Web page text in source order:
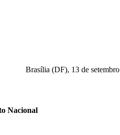
Brasília (DF), 13 de
Nacional